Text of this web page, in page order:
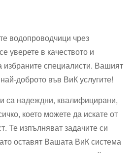
водопроводчици чрез
уверете в качеството и
специалисти. Вашият
доброто във ВиК услугите!
са надеждни, квалифицирани,
което можете да искате от
Те изпълняват задачите си
оставят Вашата ВиК система